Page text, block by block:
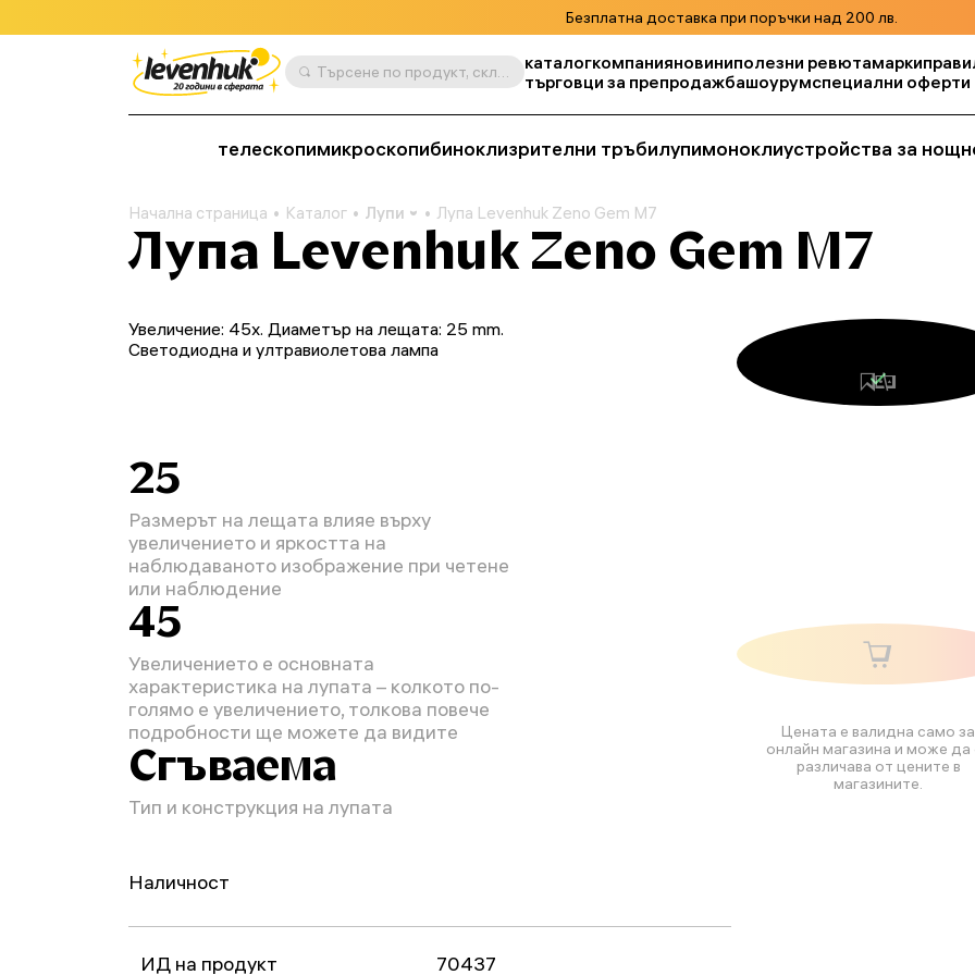
Безплатна доставка при поръчки над 200 лв.
Търсене по продукт, складова единица, категория и т.н. каталогкомпанияновиниполезни ревютамарки
търговци за препродажбашоурумспециални оферти
телескопимикроскопибиноклизрителни тръбилупимоноклиустройства за
Начална страница Каталог Лупи Лупа Levenhuk Zeno Gem M7
Лупа Levenhuk Zeno Gem M7
Цената е валидна само за
онлайн магазина и може да
различава от цените в
магазините.
Увеличение: 45x. Диаметър на лещата: 25 mm.
Светодиодна и ултравиолетова лампа
25
Размерът на лещата влияе върху
увеличението и яркостта на
наблюдаваното изображение при четене
или наблюдение
45
Увеличението е основната
характеристика на лупата – колкото по-
голямо е увеличението, толкова повече
подробности ще можете да видите
Сгъваема
Тип и конструкция на лупата
Наличност
ИД на продукт 70437